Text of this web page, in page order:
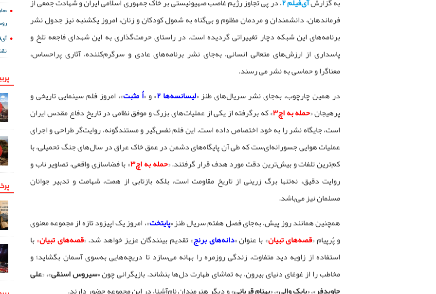
فرماندهان، دانشمندان و مردمان مظلوم و بی‌گناه به شمول کودکان و زنان، امروز یکشنبه نیز جدول نشر
برنامه‌های این شبکه دچار تغییراتی گردیده است. در راستای حرمت‌گذاری به این شهدای فاجعه تلخ و
پاسداری از ارزش‌های متعالی انسانی، به‌جای نشر برنامه‌های عادی و سرگرم‌کننده، آثاری پراحساس،
معناگرا و حماسی به نشر می رسند.
در همین چارچوب، به‌جای نشر سریال‌های طنز «لیسانسه‌ها ۲ » و «اُ مثبت»، امروز فلم سینمایی تاریخی و
پرهیجان «حمله به اچ۳ » که برگرفته از یکی از عملیات‌های بزرگ و موفق نظامی در تاریخ دفاع مقدس ایران
است، جایگاه نشر را به خود اختصاص داده است. این فلم نفس‌گیر و مستندگونه، روایت‌گر طراحی و اجرای
عملیات هوایی جسورانه‌ای‌ست که طی آن پایگاه‌های دشمن در عمق خاک عراق در سال‌های جنگ تحمیلی، با
کم‌ترین تلفات و بیش‌ترین دقت مورد هدف قرار گرفتند. «حمله به اچ۳ » با فضاسازی واقعی، تصاویر ناب و
روایت دقیق، نه‌تنها برگ زرینی از تاریخ مقاومت است، بلکه بازتابی از همت، شهامت و تدبیر جوانان
مسلمان نیز می‌باشد.
همچنین همانند روز پیش، به‌جای فصل هفتم سریال طنز «پایتخت»، امروز یک اپیزود تازه از مجموعه معنوی
و پُرپیام «قصه‌های تبیان» با عنوان «دانه‌های برنج» تقدیم بینندگان عزیز خواهد شد. «قصه‌های تبیان»با
استفاده از زاویه دید متفاوت، زندگی روزمره را بهانه می‌سازد تا دریچه‌هایی به‌سوی آسمان بگشاید؛ و
مخاطب را از غوغای دنیای بیرون، به تماشای طهارت دل‌ها بنشاند. بازیگرانی چون «سیروس اسنقی»، «علی